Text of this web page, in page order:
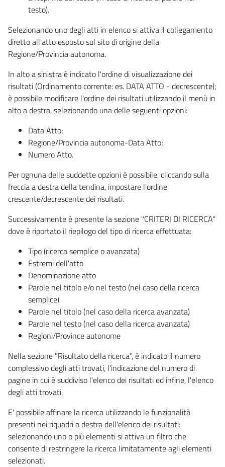
testo).
Selezionando uno degli atti in elenco si attiva il collegamento
diretto all'atto esposto sul sito di origine della
Regione/Provincia autonoma.
In alto a sinistra è indicato l'ordine di visualizzazione dei
risultati (Ordinamento corrente: es. DATA ATTO - decrescente);
è possibile modificare l'ordine dei risultati utilizzando il menù in
alto a destra, selezionando una delle seguenti opzioni:
Data Atto;
Regione/Provincia autonoma-Data Atto;
Numero Atto.
Per ognuna delle suddette opzioni è possibile, cliccando sulla
freccia a destra della tendina, impostare l'ordine
crescente/decrescente dei risultati.
Successivamente è presente la sezione "CRITERI DI RICERCA"
dove è riportato il riepilogo del tipo di ricerca effettuata:
Tipo (ricerca semplice o avanzata)
Estremi dell'atto
Denominazione atto
Parole nel titolo e/o nel testo (nel caso della ricerca
semplice)
Parole nel titolo (nel caso della ricerca avanzata)
Parole nel testo (nel caso della ricerca avanzata)
Regioni/Province autonome
Nella sezione "Risultato della ricerca", è indicato il numero
complessivo degli atti trovati, l'indicazione del numero di
pagine in cui è suddiviso l'elenco dei risultati ed infine, l'elenco
degli atti trovati.
E' possibile affinare la ricerca utilizzando le funzionalità
presenti nei riquadri a destra dell'elenco dei risultati:
selezionando uno o più elementi si attiva un filtro che
consente di restringere la ricerca limitatamente agli elementi
selezionati.